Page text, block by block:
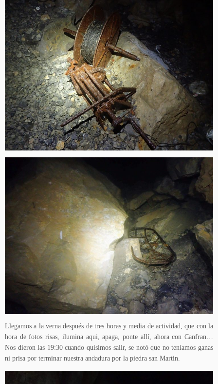
Llegamos a la verna después de tres horas y media de actividad, que con la
hora de fotos risas, ilumina aqui, apaga, ponte allí, ahora con Canfran…
Nos dieron las 19:30 cuando quisimos salir, se notó que no teníamos ganas
ni prisa por terminar nuestra andadura por la piedra san Martin.